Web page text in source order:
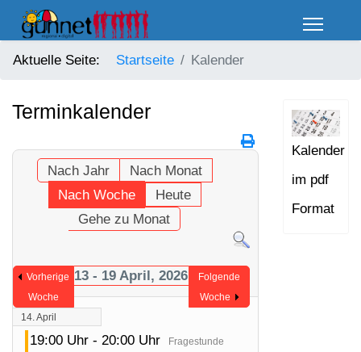
Aktuelle Seite: Startseite Kalender
Terminkalender
Nach Jahr
Nach Monat
Nach Woche
Heute
Gehe zu Monat
Vorherige
Woche
13 - 19 April, 2026
Folgende
Woche
14. April
19:00 Uhr - 20:00 Uhr Fragestunde
Kalender
im pdf
Format